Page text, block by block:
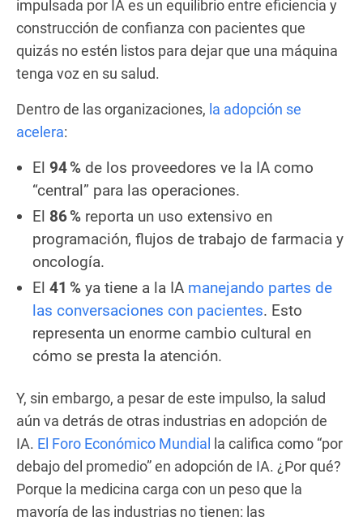
impulsada por IA es un equilibrio entre eficiencia y
construcción de confianza con pacientes que
quizás no estén listos para dejar que una máquina
tenga voz en su salud.
Dentro de las organizaciones, la adopción se
acelera:
El 94 % de los proveedores ve la IA como
“central” para las operaciones.
El 86 % reporta un uso extensivo en
programación, flujos de trabajo de farmacia y
oncología.
El 41 % ya tiene a la IA manejando partes de
las conversaciones con pacientes. Esto
representa un enorme cambio cultural en
cómo se presta la atención.
Y, sin embargo, a pesar de este impulso, la salud
aún va detrás de otras industrias en adopción de
IA. El Foro Económico Mundial la califica como “por
debajo del promedio” en adopción de IA. ¿Por qué?
Porque la medicina carga con un peso que la
mayoría de las industrias no tienen: las